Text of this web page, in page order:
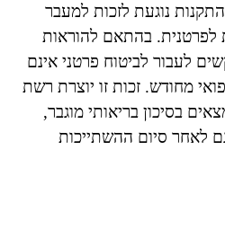
נוגעת לזכות למעבר
לפרטנית. בהתאם להוראות
לעבור לביטוח פרטני אינם
מחודש. זכות זו יוצרת רשת
בסיכון בריאותי מוגבר,
לאחר סיום ההשתייכות